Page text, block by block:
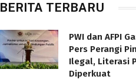
BERITA TERBARU
PWI dan AFPI
Pers Perangi
Ilegal, Literasi
Diperkuat